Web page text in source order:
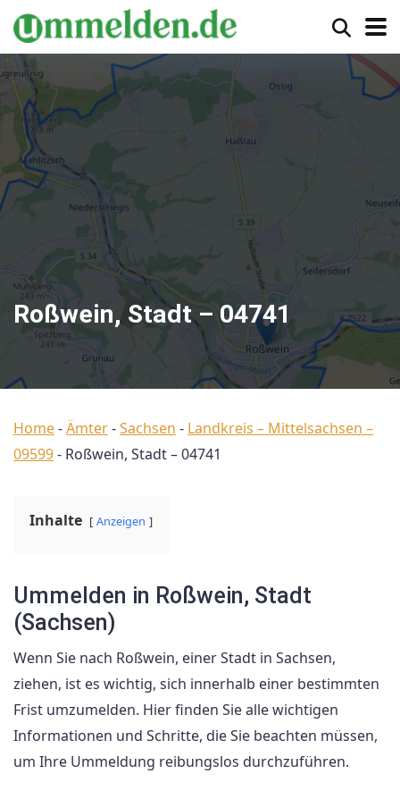
Roßwein, Stadt – 04741
Home-Ämter-Sachsen - Landkreis – Mittelsachsen –
09599- Roßwein, Stadt – 04741
Inhalte Anzeigen
Ummelden in Roßwein, Stadt
(Sachsen)
Wenn Sie nach Roßwein, einer Stadt in Sachsen,
ziehen, ist es wichtig, sich innerhalb einer bestimmten
Frist umzumelden. Hier finden Sie alle wichtigen
Informationen und Schritte, die Sie beachten müssen,
um Ihre Ummeldung reibungslos durchzuführen.